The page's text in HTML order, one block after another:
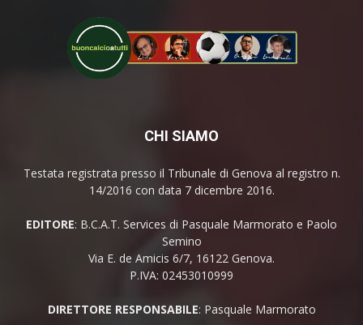
CHI SIAMO
Testata registrata presso il Tribunale di Genova al registro n.
14/2016 con data 7 dicembre 2016.
EDITORE: B.C.A.T. Services di Pasquale Marmorato e Paolo
Semino
Via E. de Amicis 6/7, 16122 Genova.
P.IVA: 02453010999
DIRETTORE RESPONSABILE: Pasquale Marmorato